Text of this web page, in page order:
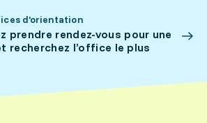
d’orientation
prendre rendez-vous pour une
recherchez l’office le plus